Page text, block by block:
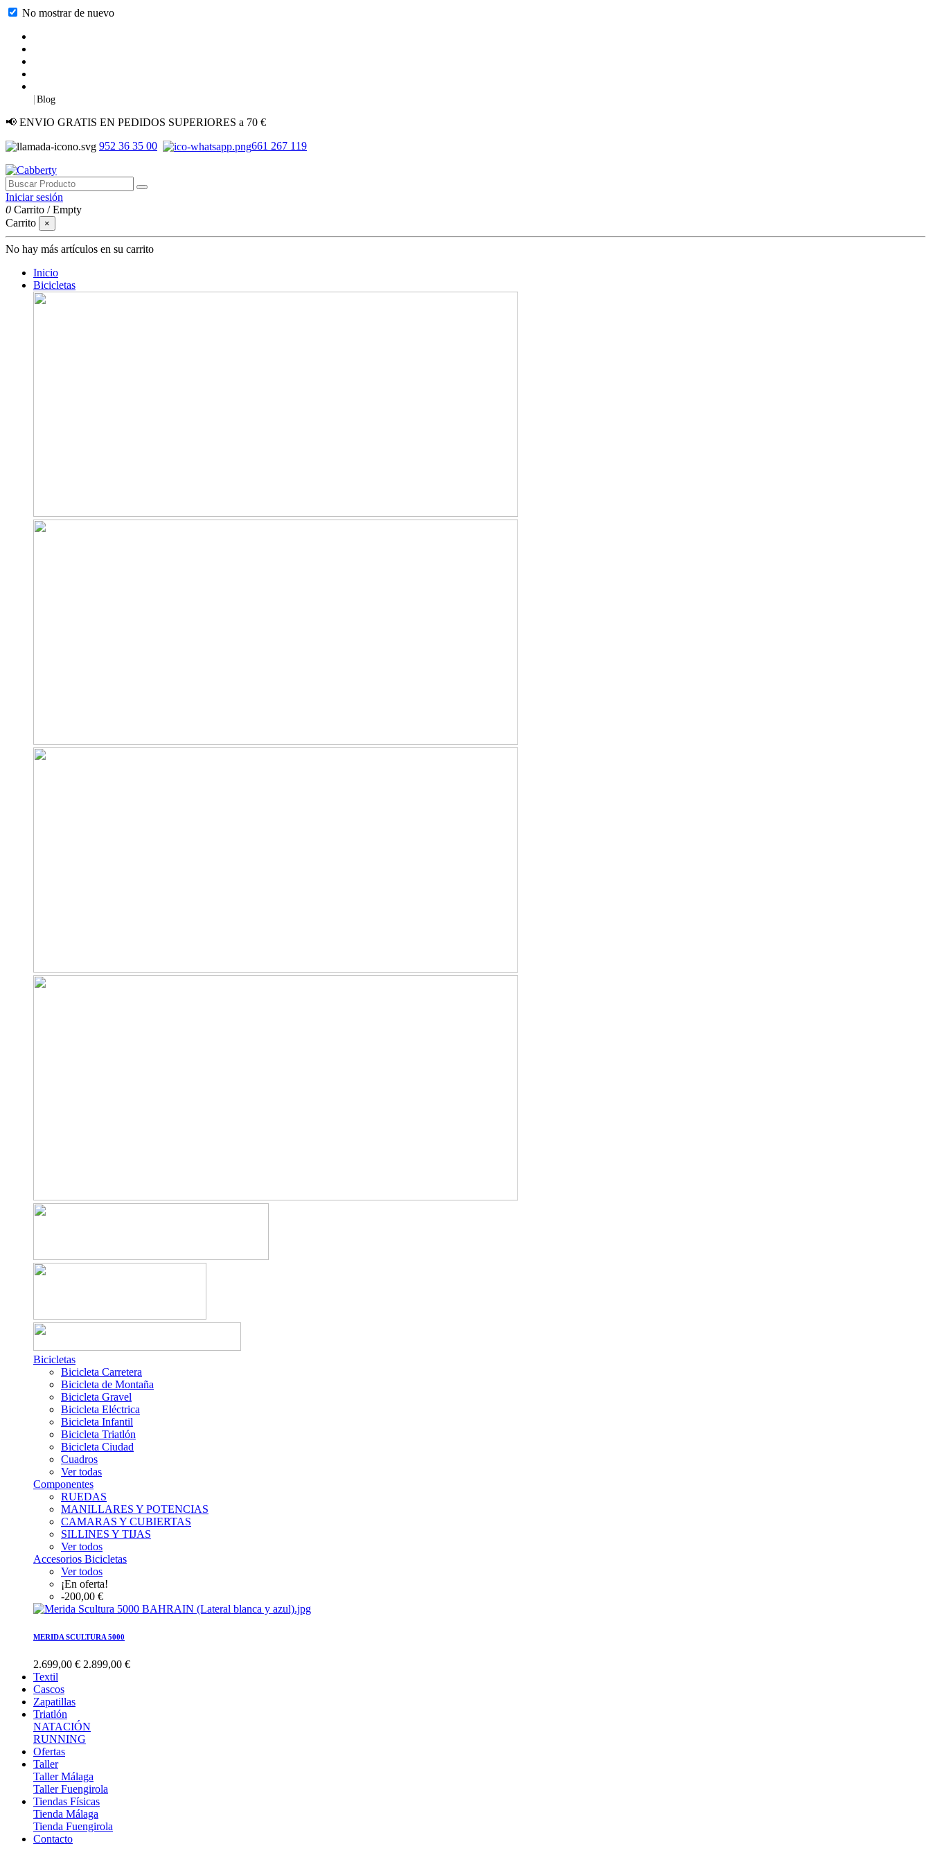
No mostrar de nuevo
|Blog
📢 ENVIO GRATIS EN PEDIDOS SUPERIORES a 70 €
952 36 35 00
661 267 119
Iniciar sesión
0 Carrito /Empty
Carrito
×
No hay más artículos en su carrito
Inicio
Bicicletas
Bicicletas
Bicicleta Carretera
Bicicleta de Montaña
Bicicleta Gravel
Bicicleta Eléctrica
Bicicleta Infantil
Bicicleta Triatlón
Bicicleta Ciudad
Cuadros
Ver todas
Componentes
RUEDAS
MANILLARES Y POTENCIAS
CAMARAS Y CUBIERTAS
SILLINES Y TIJAS
Ver todos
Accesorios Bicicletas
Ver todos
¡En oferta!
-200,00 €
MERIDA SCULTURA 5000
2.699,00 € 2.899,00 €
Textil
Cascos
Zapatillas
Triatlón
NATACIÓN
RUNNING
Ofertas
Taller
Taller Málaga
Taller Fuengirola
Tiendas Físicas
Tienda Málaga
Tienda Fuengirola
Contacto